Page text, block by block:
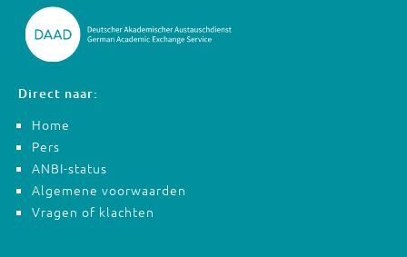
Direct naar:
Home
Pers
ANBI-status
Algemene voorwaarden
Vragen of klachten